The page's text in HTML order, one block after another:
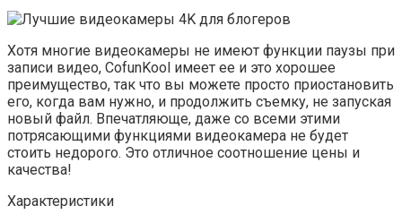
Хотя многие видеокамеры не имеют функции паузы при
записи видео, CofunKool имеет ее и это хорошее
преимущество, так что вы можете просто приостановить
его, когда вам нужно, и продолжить съемку, не запуская
новый файл. Впечатляюще, даже со всеми этими
потрясающими функциями видеокамера не будет
стоить недорого. Это отличное соотношение цены и
качества!
Характеристики